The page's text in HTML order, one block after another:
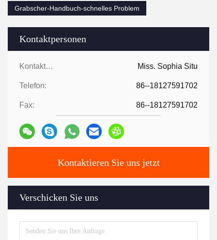
Kontaktpersonen
Kontaktpersonen: Miss. Sophia Situ
Telefon: 86--18127591702
Fax: 86--18127591702
Kontaktieren Sie uns jetzt
Verschicken Sie uns
Grabscher-Handbuch-schnelles Problem